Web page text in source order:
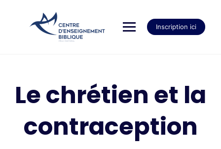
Inscription ici
Le chrétien et la
contraception